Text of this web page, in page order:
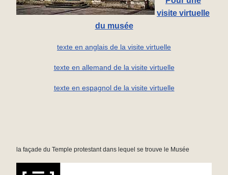
visite virtuelle
du musée
texte en anglais de la visite virtuelle
texte en allemand de la visite virtuelle
texte en espagnol de la visite virtuelle
la façade du Temple protestant dans lequel se trouve le Musée